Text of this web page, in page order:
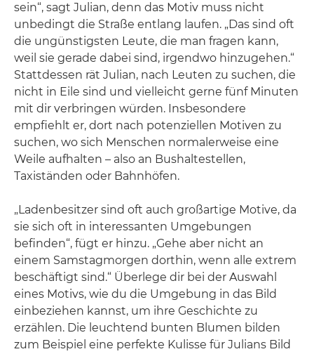
sein“, sagt Julian, denn das Motiv muss nicht
unbedingt die Straße entlang laufen. „Das sind oft
die ungünstigsten Leute, die man fragen kann,
weil sie gerade dabei sind, irgendwo hinzugehen.“
Stattdessen rät Julian, nach Leuten zu suchen, die
nicht in Eile sind und vielleicht gerne fünf Minuten
mit dir verbringen würden. Insbesondere
empfiehlt er, dort nach potenziellen Motiven zu
suchen, wo sich Menschen normalerweise eine
Weile aufhalten – also an Bushaltestellen,
Taxiständen oder Bahnhöfen.
„Ladenbesitzer sind oft auch großartige Motive, da
sie sich oft in interessanten Umgebungen
befinden“, fügt er hinzu. „Gehe aber nicht an
einem Samstagmorgen dorthin, wenn alle extrem
beschäftigt sind.“ Überlege dir bei der Auswahl
eines Motivs, wie du die Umgebung in das Bild
einbeziehen kannst, um ihre Geschichte zu
erzählen. Die leuchtend bunten Blumen bilden
zum Beispiel eine perfekte Kulisse für Julians Bild